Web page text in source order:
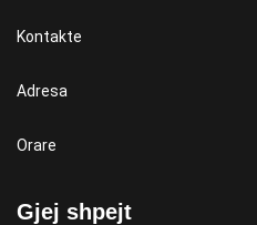
Kontakte
Adresa
Orare
Gjej shpejt